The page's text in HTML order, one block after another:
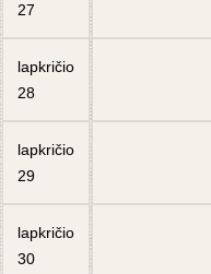
27
lapkričio
28
lapkričio
29
lapkričio
30